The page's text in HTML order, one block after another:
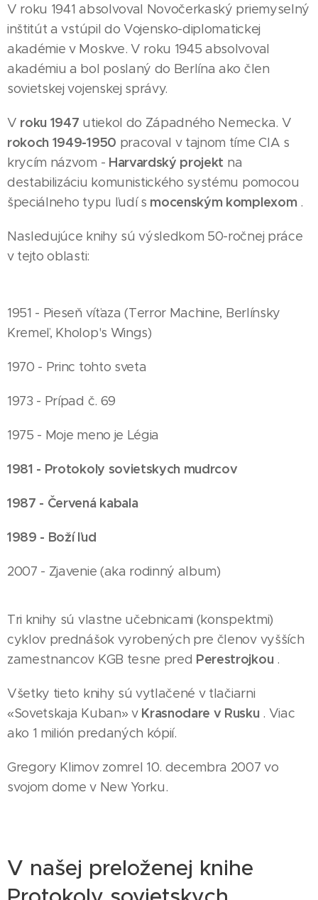
V roku 1941 absolvoval Novočerkaský priemyselný
inštitút a vstúpil do Vojensko-diplomatickej
akadémie v Moskve. V roku 1945 absolvoval
akadémiu a bol poslaný do Berlína ako člen
sovietskej vojenskej správy.
V roku 1947 utiekol do Západného Nemecka. V
rokoch 1949-1950 pracoval v tajnom tíme CIA s
krycím názvom - Harvardský projekt na
destabilizáciu komunistického systému pomocou
špeciálneho typu ľudí s mocenským komplexom.
Nasledujúce knihy sú výsledkom 50-ročnej práce
v tejto oblasti:
1951 - Pieseň víťaza (Terror Machine, Berlínsky
Kremeľ, Kholop's Wings)
1970 - Princ tohto sveta
1973 - Prípad č. 69
1975 - Moje meno je Légia
1981 - Protokoly sovietskych mudrcov
1987 - Červená kabala
1989 - Boží ľud
2007 - Zjavenie (aka rodinný album)
Tri knihy sú vlastne učebnicami (konspektmi)
cyklov prednášok vyrobených pre členov vyšších
zamestnancov KGB tesne pred Perestrojkou.
Všetky tieto knihy sú vytlačené v tlačiarni
«Sovetskaja Kuban» v Krasnodare v Rusku. Viac
ako 1 milión predaných kópií.
Gregory Klimov zomrel 10. decembra 2007 vo
svojom dome v New Yorku.
V našej preloženej knihe